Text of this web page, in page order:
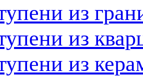
из
из
из